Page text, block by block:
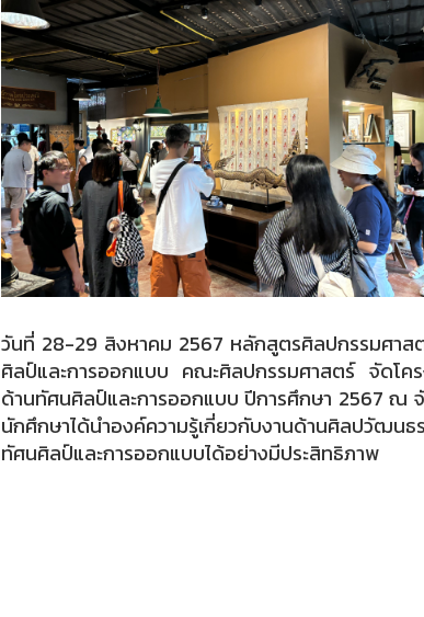
วันที่ 28-29 สิงหาคม 2567 หลักสูตรศิลปกรรมศา
ศิลป์และการออกแบบ คณะศิลปกรรมศาสตร์ จัดโค
ด้านทัศนศิลป์และการออกแบบ ปีการศึกษา 2567 ณ
นักศึกษาได้นำองค์ความรู้เกี่ยวกับงานด้านศิลปวัฒน
ทัศนศิลป์และการออกแบบได้อย่างมีประสิทธิภาพ